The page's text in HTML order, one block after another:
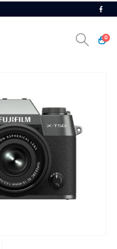
0